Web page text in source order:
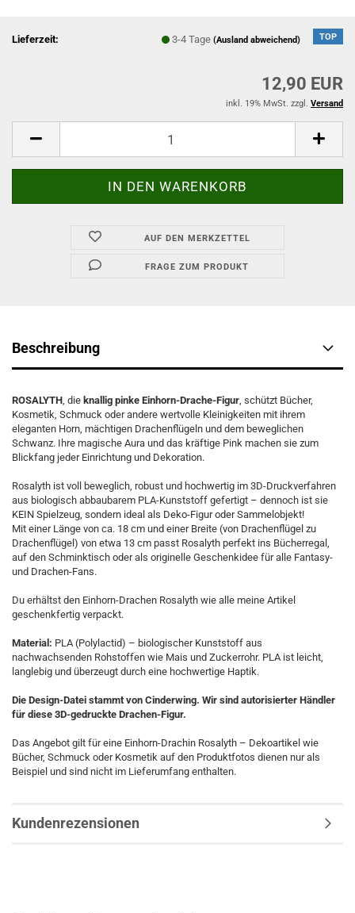
TOP
Lieferzeit: 3-4 Tage(Ausland abweichend)
12,90 EUR
inkl. 19% MwSt. zzgl. Versand
AUF DEN MERKZETTEL
FRAGE ZUM PRODUKT
Beschreibung
ROSALYTH, die knallig pinke Einhorn-Drache-Figur, schützt Bücher,
Kosmetik, Schmuck oder andere wertvolle Kleinigkeiten mit ihrem
eleganten Horn, mächtigen Drachenflügeln und dem beweglichen
Schwanz. Ihre magische Aura und das kräftige Pink machen sie zum
Blickfang jeder Einrichtung und Dekoration.
Rosalyth ist voll beweglich, robust und hochwertig im 3D-Druckverfahren
aus biologisch abbaubarem PLA-Kunststoff gefertigt – dennoch ist sie
KEIN Spielzeug, sondern ideal als Deko-Figur oder Sammelobjekt!
Mit einer Länge von ca. 18 cm und einer Breite (von Drachenflügel zu
Drachenflügel) von etwa 13 cm passt Rosalyth perfekt ins Bücherregal,
auf den Schminktisch oder als originelle Geschenkidee für alle Fantasy-
und Drachen-Fans.
Du erhältst den Einhorn-Drachen Rosalyth wie alle meine Artikel
geschenkfertig verpackt.
Material: PLA (Polylactid) – biologischer Kunststoff aus
nachwachsenden Rohstoffen wie Mais und Zuckerrohr. PLA ist leicht,
langlebig und überzeugt durch eine hochwertige Haptik.
Die Design-Datei stammt von Cinderwing. Wir sind autorisierter Händler
für diese 3D-gedruckte Drachen-Figur.
Das Angebot gilt für eine Einhorn-Drachin Rosalyth – Dekoartikel wie
Bücher, Schmuck oder Kosmetik auf den Produktfotos dienen nur als
Beispiel und sind nicht im Lieferumfang enthalten.
Kundenrezensionen